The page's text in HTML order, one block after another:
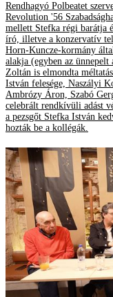
Rendhagyó Polbeatet
Revolution '56
mellett Stefka régi barátja
író, illetve a konzervatív
Horn-Kuncze-kormány
alakja (egyben az
Zoltán is elmondta
István felesége, Naszályi
Ambrózy Áron, Szabó
celebrált rendkívüli adást
a pezsgőt Stefka István
hozták be a kollégák.